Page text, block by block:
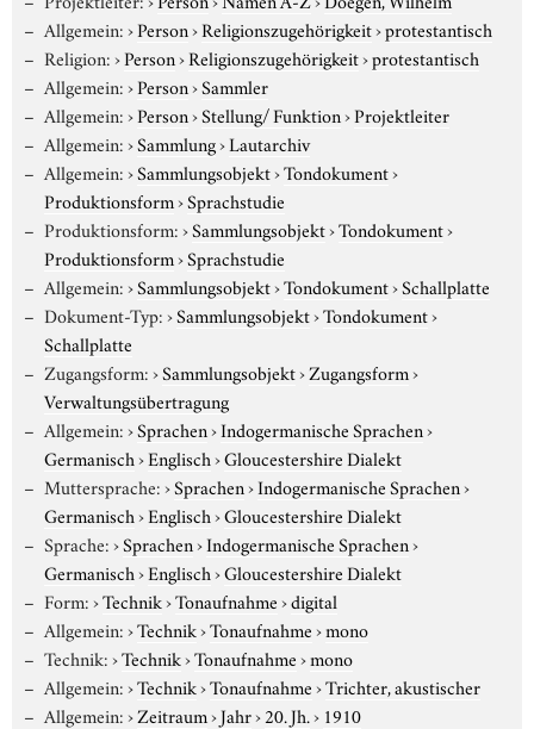
Allgemein:›Person›Religionszugehörigkeit›protestantisch
Religion:›Person›Religionszugehörigkeit›protestantisch
Allgemein:›Person›Sammler
Allgemein:›Person›Stellung/ Funktion›Projektleiter
Allgemein:›Sammlung›Lautarchiv
Allgemein:›Sammlungsobjekt›Tondokument›
Produktionsform›Sprachstudie
Produktionsform:›Sammlungsobjekt›Tondokument›
Produktionsform›Sprachstudie
Allgemein:›Sammlungsobjekt›Tondokument›Schallplatte
Dokument-Typ:›Sammlungsobjekt›Tondokument›
Schallplatte
Zugangsform:›Sammlungsobjekt›Zugangsform›
Verwaltungsübertragung
Allgemein:›Sprachen›Indogermanische Sprachen›
Germanisch›Englisch›Gloucestershire Dialekt
Muttersprache:›Sprachen›Indogermanische Sprachen›
Germanisch›Englisch›Gloucestershire Dialekt
Sprache:›Sprachen›Indogermanische Sprachen›
Germanisch›Englisch›Gloucestershire Dialekt
Form:›Technik›Tonaufnahme›digital
Allgemein:›Technik›Tonaufnahme›mono
Technik:›Technik›Tonaufnahme›mono
Allgemein:›Technik›Tonaufnahme›Trichter, akustischer
Allgemein:›Zeitraum›Jahr›20. Jh.› 1910